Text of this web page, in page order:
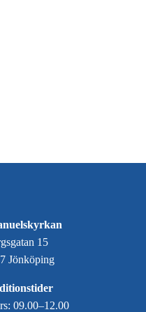
15
Jönköping
09.00–12.00